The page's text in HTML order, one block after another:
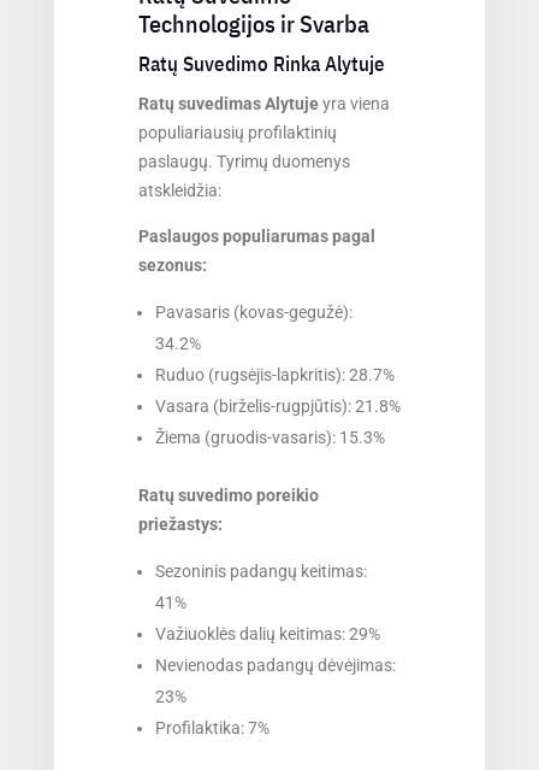
Technologijos ir Svarba
Ratų Suvedimo Rinka Alytuje
Ratų suvedimas Alytujeyra viena
populiariausių profilaktinių
paslaugų. Tyrimų duomenys
atskleidžia:
Paslaugos populiarumas pagal
sezonus:
Pavasaris (kovas-gegužė):
34.2%
Ruduo (rugsėjis-lapkritis): 28.7%
Vasara (birželis-rugpjūtis): 21.8%
Žiema (gruodis-vasaris): 15.3%
Ratų suvedimo poreikio
priežastys:
Sezoninis padangų keitimas:
41%
Važiuoklės dalių keitimas: 29%
Nevienodas padangų dėvėjimas:
23%
Profilaktika: 7%